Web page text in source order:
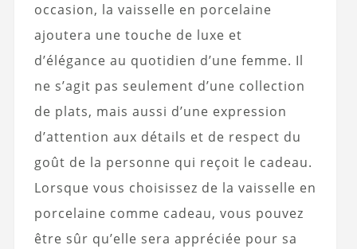
occasion, la vaisselle en porcelaine
ajoutera une touche de luxe et
d’élégance au quotidien d’une femme. Il
ne s’agit pas seulement d’une collection
de plats, mais aussi d’une expression
d’attention aux détails et de respect du
goût de la personne qui reçoit le cadeau.
Lorsque vous choisissez de la vaisselle en
porcelaine comme cadeau, vous pouvez
être sûr qu’elle sera appréciée pour sa